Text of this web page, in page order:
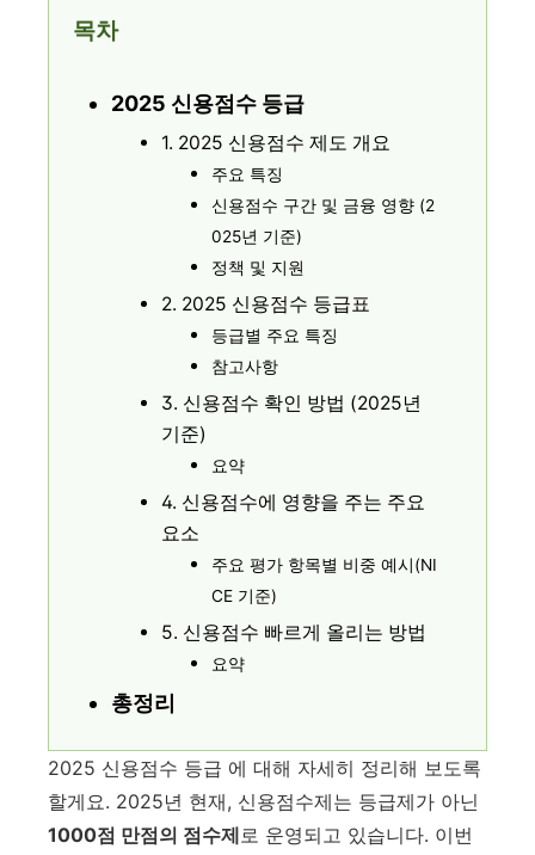
목차
2025 신용점수 등급
1. 2025 신용점수 제도 개요
주요 특징
신용점수 구간 및 금융 영향 (2
025년 기준)
정책 및 지원
2. 2025 신용점수 등급표
등급별 주요 특징
참고사항
3. 신용점수 확인 방법 (2025년
기준)
요약
4. 신용점수에 영향을 주는 주요
요소
주요 평가 항목별 비중 예시(NI
CE 기준)
5. 신용점수 빠르게 올리는 방법
요약
총정리
2025 신용점수 등급 에 대해 자세히 정리해 보도록
할게요. 2025년 현재, 신용점수제는 등급제가 아닌
1000점 만점의 점수제로 운영되고 있습니다. 이번